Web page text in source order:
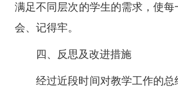
满足不同层次的学生的需求，使
会、记得牢。
四、反思及改进措施
经过近段时间对教学工作的总